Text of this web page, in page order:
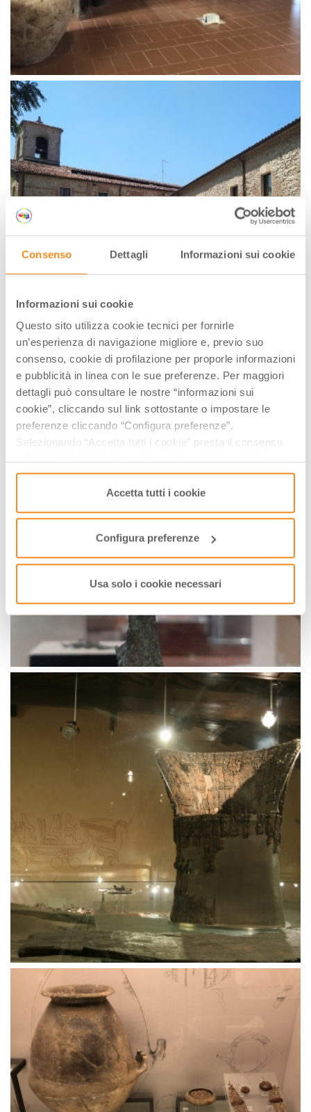
Consenso Dettagli Informazioni sui cookie
Informazioni sui cookie
Questo sito utilizza cookie tecnici per fornirle
un’esperienza di navigazione migliore e, previo suo
consenso, cookie di profilazione per proporle informazioni
e pubblicità in linea con le sue preferenze. Per maggiori
dettagli può consultare le nostre “informazioni sui
cookie”, cliccando sul link sottostante o impostare le
preferenze cliccando “Configura preferenze”.
Selezionando “Accetta tutti i cookie” presta il consenso
consenso cliccando su “Usa solo i cookie necessari” e
saranno attivati i soli cookie tecnici necessari al corretto
funzionamento del sito.
Accetta tutti i cookie
Configura preferenze
Usa solo i cookie necessari